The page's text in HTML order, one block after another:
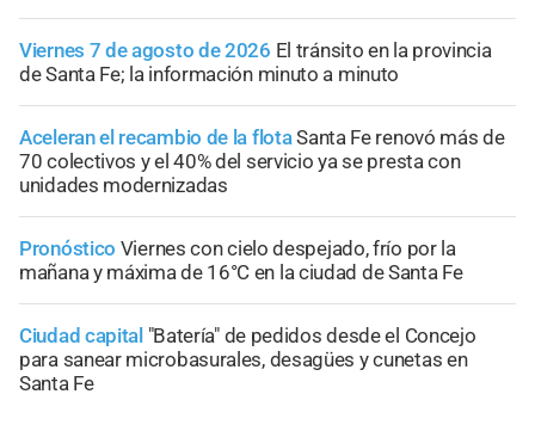
Viernes 7 de agosto de 2026 El tránsito en la provincia
de Santa Fe; la información minuto a minuto
Aceleran el recambio de la flotaSanta Fe renovó más de
70 colectivos y el 40% del servicio ya se presta con
unidades modernizadas
Pronóstico Viernes con cielo despejado, frío por la
mañana y máxima de 16°C en la ciudad de Santa Fe
Ciudad capital "Batería" de pedidos desde el Concejo
para sanear microbasurales, desagües y cunetas en
Santa Fe